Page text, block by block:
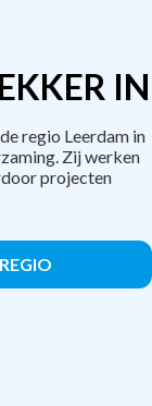
IN
regio Leerdam in
Zij werken
projecten